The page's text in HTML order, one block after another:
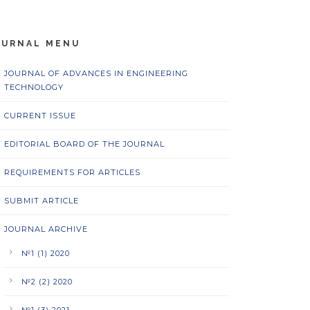
MENU
JOURNAL OF ADVANCES IN ENGINEERING
TECHNOLOGY
CURRENT ISSUE
EDITORIAL BOARD OF THE JOURNAL
REQUIREMENTS FOR ARTICLES
SUBMIT ARTICLE
JOURNAL ARCHIVE
№1 (1) 2020
№2 (2) 2020